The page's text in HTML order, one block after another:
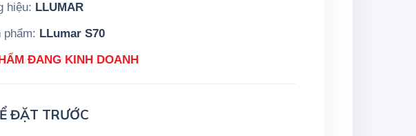
hiệu: LLUMAR
phẩm: LLumar S70
ĐANG KINH DOANH
ĐẶT TRƯỚC